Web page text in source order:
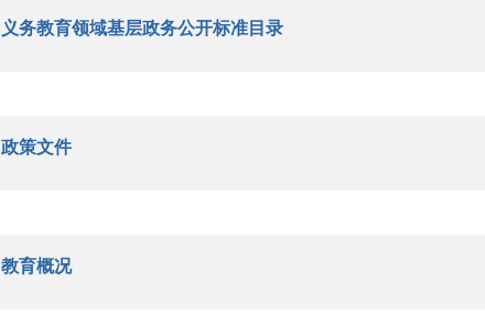
义务教育领域基层政务公开标准目录
政策文件
教育概况